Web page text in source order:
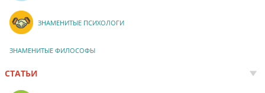
ЗНАМЕНИТЫЕ ПСИХОЛОГИ
ЗНАМЕНИТЫЕ ФИЛОСОФЫ
СТАТЬИ